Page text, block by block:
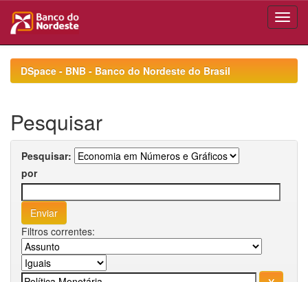
navigationDSpace - BNB - Banco do Nordeste do Brasil
Pesquisar
Pesquisar:
por
Filtros correntes: